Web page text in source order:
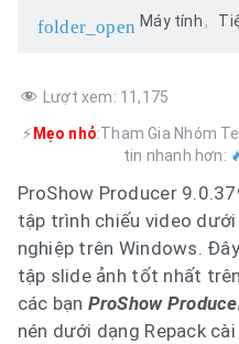
folder_open Máy tính
Lượt xem: 11,175
⚡ Mẹo nhỏ:Tham Gia Nhóm
tin nhanh hơn:
ProShow Producer
tập trình chiếu video
nghiệp trên Windows.
tập slide ảnh tốt nhất
các bạn ProShow
nén dưới dạng Repack